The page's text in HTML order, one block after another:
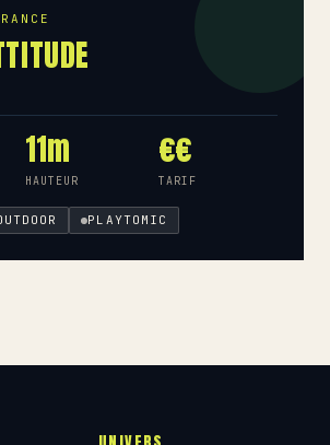
11m
HAUTEUR
€€
TARIF
PLAYTOMIC